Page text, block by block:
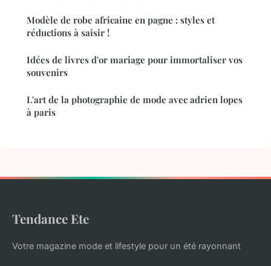
Modèle de robe africaine en pagne : styles et
réductions à saisir !
Idées de livres d'or mariage pour immortaliser vos
souvenirs
L'art de la photographie de mode avec adrien lopes
à paris
Tendance Ete
Votre magazine mode et lifestyle pour un été rayonnant